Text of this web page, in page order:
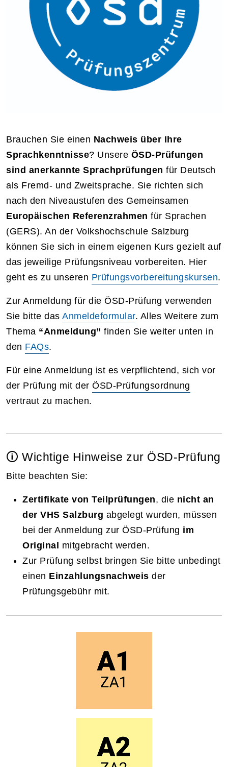
Brauchen Sie einen Nachweis über Ihre
Sprachkenntnisse? Unsere ÖSD-Prüfungen
sind anerkannte Sprachprüfungen für Deutsch
als Fremd- und Zweitsprache. Sie richten sich
nach den Niveaustufen des Gemeinsamen
Europäischen Referenzrahmen für Sprachen
(GERS). An der Volkshochschule Salzburg
können Sie sich in einem eigenen Kurs gezielt auf
das jeweilige Prüfungsniveau vorbereiten. Hier
geht es zu unseren Prüfungsvorbereitungskursen.
Zur Anmeldung für die ÖSD-Prüfung verwenden
Sie bitte das Anmeldeformular. Alles Weitere zum
Thema “Anmeldung” finden Sie weiter unten in
den FAQs.
Für eine Anmeldung ist es verpflichtend, sich vor
der Prüfung mit der ÖSD-Prüfungsordnung
vertraut zu machen.
🛈 Wichtige Hinweise zur ÖSD-Prüfung
Bitte beachten Sie:
Zertifikate von Teilprüfungen, die nicht an
der VHS Salzburg abgelegt wurden, müssen
bei der Anmeldung zur ÖSD-Prüfung im
Original mitgebracht werden.
Zur Prüfung selbst bringen Sie bitte unbedingt
einen Einzahlungsnachweis der
Prüfungsgebühr mit.